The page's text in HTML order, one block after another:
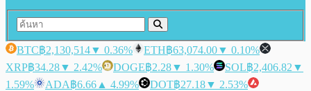
BTC฿2,130,514▼ 0.36% ETH฿63,074.00▼ 0.10%
XRP฿34.28▼ 2.42% DOGE฿2.28▼ 1.30% SOL฿2,406.82 ▼
1.59%
ADA฿6.66 ▲ 4.99% DOT฿27.18▼ 2.53%